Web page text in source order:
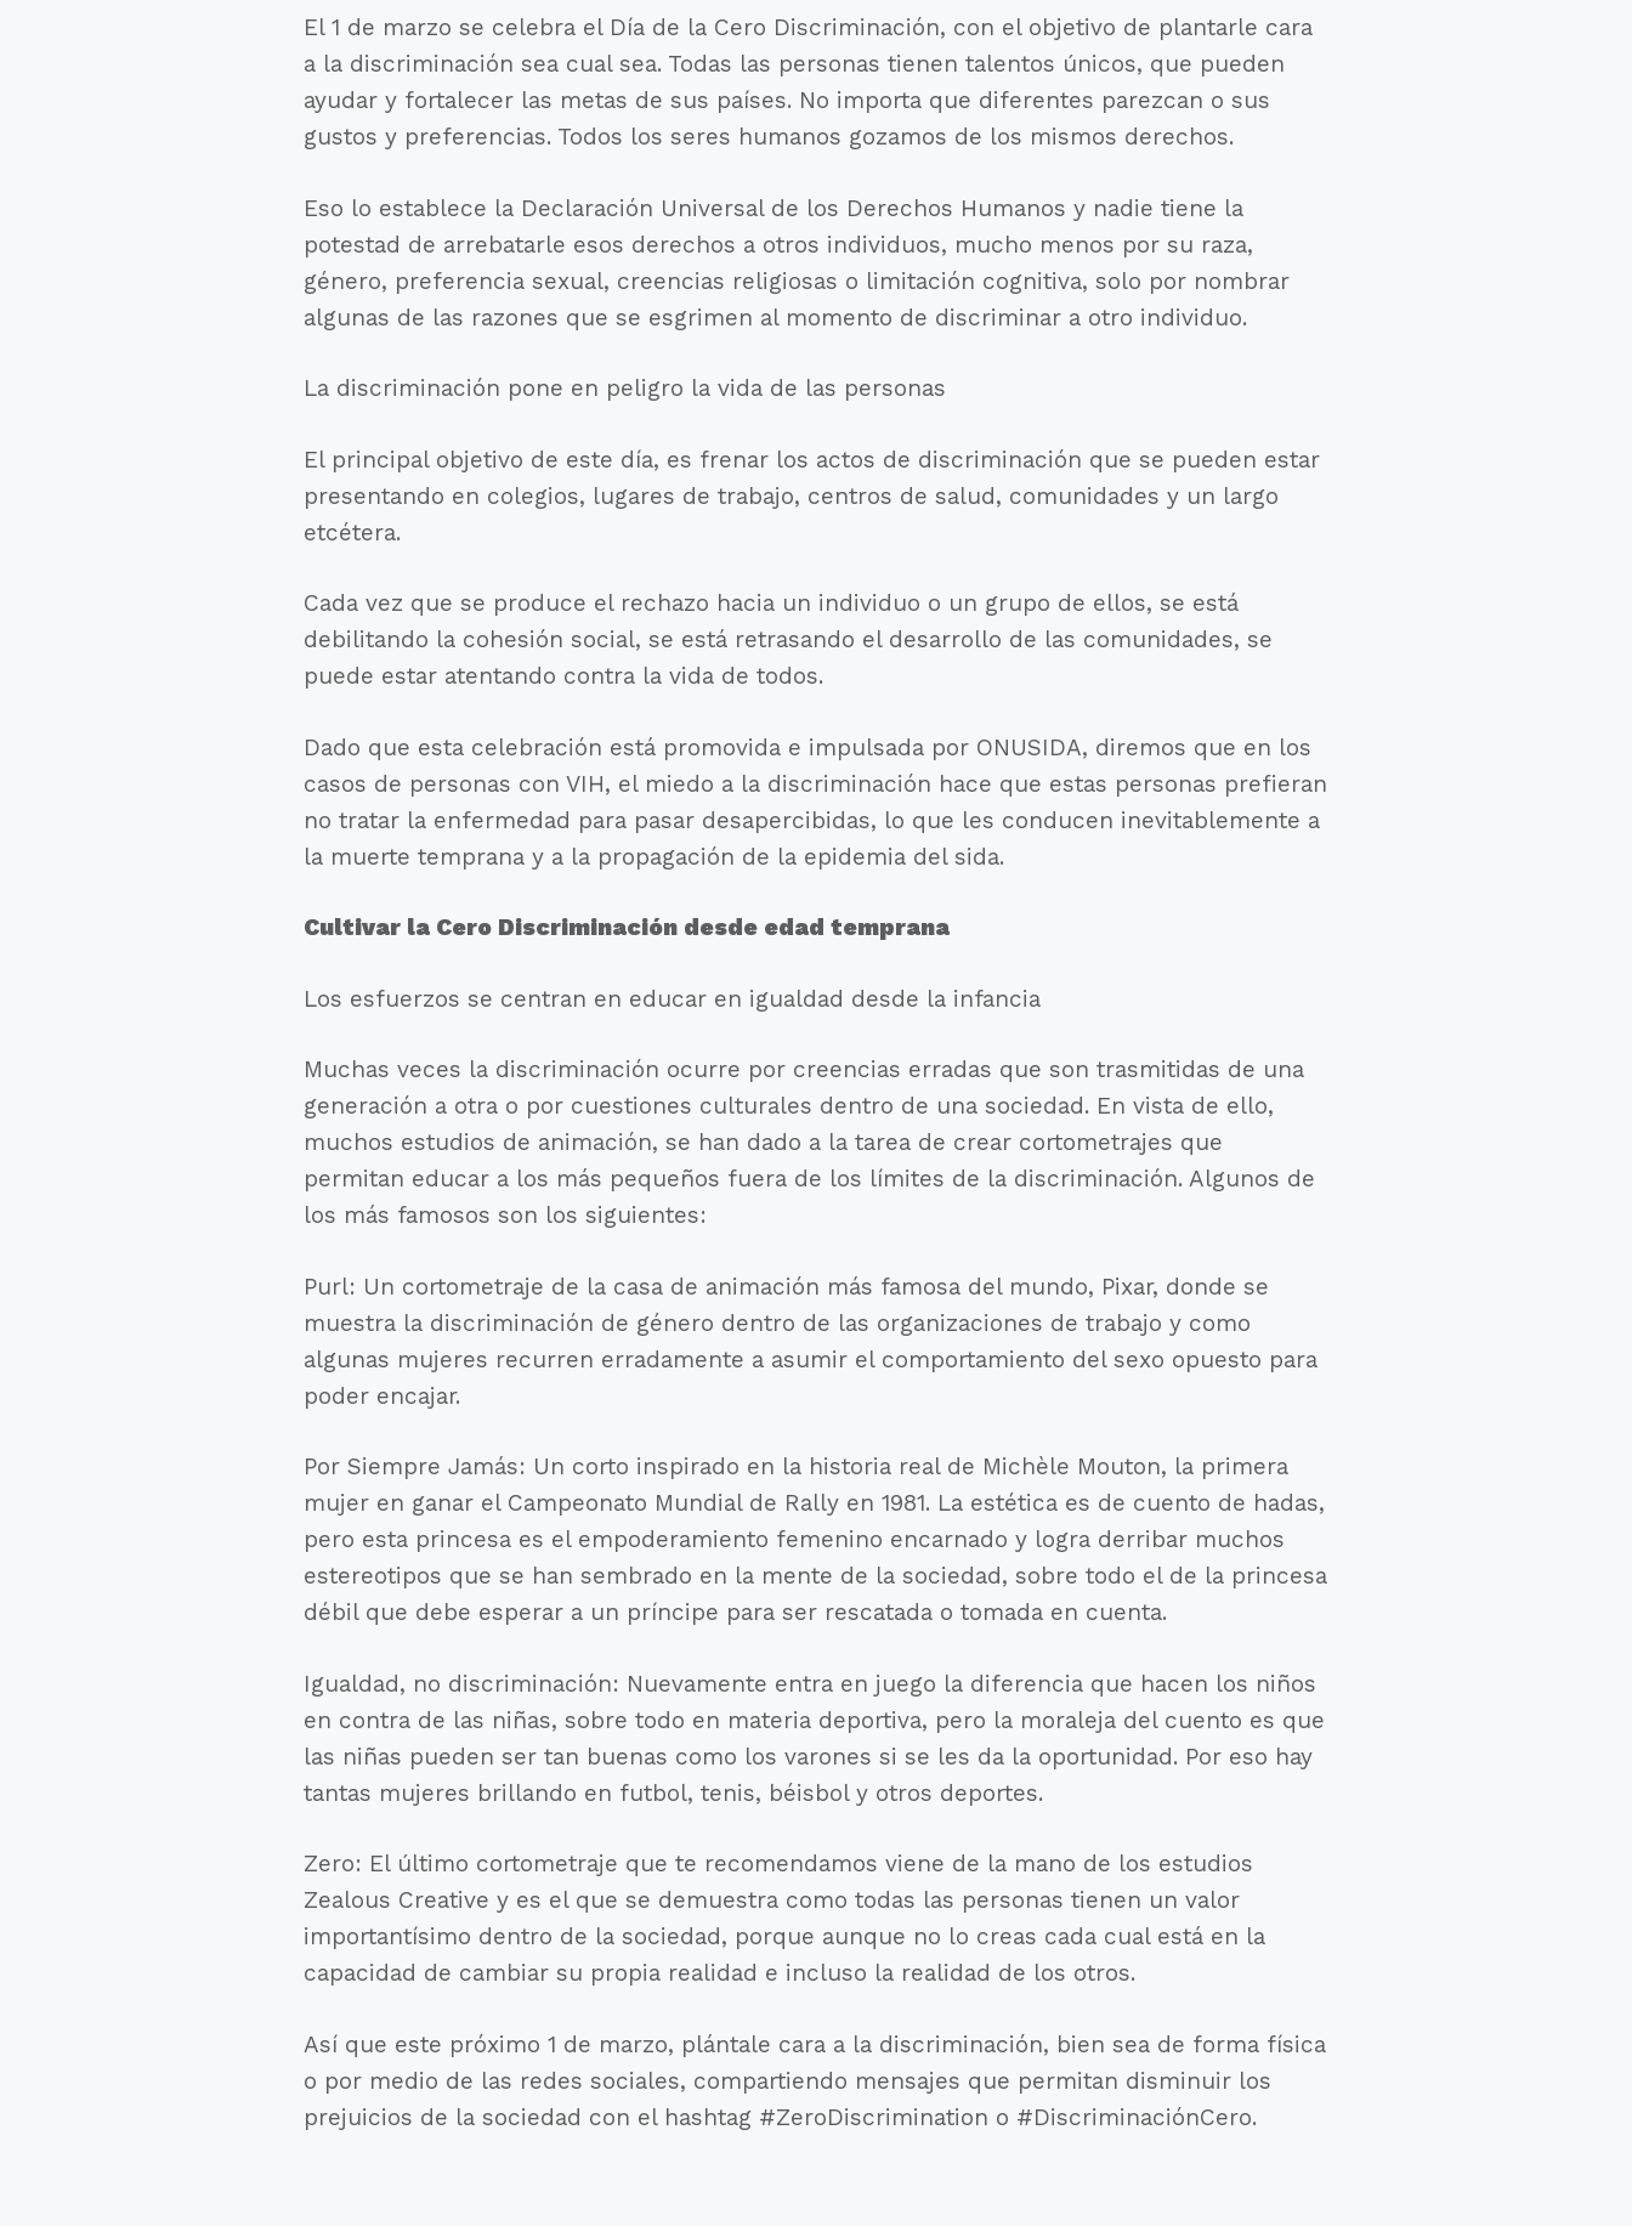
El 1 de marzo se celebra el Día de la Cero Discriminación, con el objetivo de plantarle cara
a la discriminación sea cual sea. Todas las personas tienen talentos únicos, que pueden
ayudar y fortalecer las metas de sus países. No importa que diferentes parezcan o sus
gustos y preferencias. Todos los seres humanos gozamos de los mismos derechos.
Eso lo establece la Declaración Universal de los Derechos Humanos y nadie tiene la
potestad de arrebatarle esos derechos a otros individuos, mucho menos por su raza,
género, preferencia sexual, creencias religiosas o limitación cognitiva, solo por nombrar
algunas de las razones que se esgrimen al momento de discriminar a otro individuo.
La discriminación pone en peligro la vida de las personas
El principal objetivo de este día, es frenar los actos de discriminación que se pueden estar
presentando en colegios, lugares de trabajo, centros de salud, comunidades y un largo
etcétera.
Cada vez que se produce el rechazo hacia un individuo o un grupo de ellos, se está
debilitando la cohesión social, se está retrasando el desarrollo de las comunidades, se
puede estar atentando contra la vida de todos.
Dado que esta celebración está promovida e impulsada por ONUSIDA, diremos que en los
casos de personas con VIH, el miedo a la discriminación hace que estas personas prefieran
no tratar la enfermedad para pasar desapercibidas, lo que les conducen inevitablemente a
la muerte temprana y a la propagación de la epidemia del sida.
Cultivar la Cero Discriminación desde edad temprana
Los esfuerzos se centran en educar en igualdad desde la infancia
Muchas veces la discriminación ocurre por creencias erradas que son trasmitidas de una
generación a otra o por cuestiones culturales dentro de una sociedad. En vista de ello,
muchos estudios de animación, se han dado a la tarea de crear cortometrajes que
permitan educar a los más pequeños fuera de los límites de la discriminación. Algunos de
los más famosos son los siguientes:
Purl: Un cortometraje de la casa de animación más famosa del mundo, Pixar, donde se
muestra la discriminación de género dentro de las organizaciones de trabajo y como
algunas mujeres recurren erradamente a asumir el comportamiento del sexo opuesto para
poder encajar.
Por Siempre Jamás: Un corto inspirado en la historia real de Michèle Mouton, la primera
mujer en ganar el Campeonato Mundial de Rally en 1981. La estética es de cuento de hadas,
pero esta princesa es el empoderamiento femenino encarnado y logra derribar muchos
estereotipos que se han sembrado en la mente de la sociedad, sobre todo el de la princesa
débil que debe esperar a un príncipe para ser rescatada o tomada en cuenta.
Igualdad, no discriminación: Nuevamente entra en juego la diferencia que hacen los niños
en contra de las niñas, sobre todo en materia deportiva, pero la moraleja del cuento es que
las niñas pueden ser tan buenas como los varones si se les da la oportunidad. Por eso hay
tantas mujeres brillando en futbol, tenis, béisbol y otros deportes.
Zero: El último cortometraje que te recomendamos viene de la mano de los estudios
Zealous Creative y es el que se demuestra como todas las personas tienen un valor
importantísimo dentro de la sociedad, porque aunque no lo creas cada cual está en la
capacidad de cambiar su propia realidad e incluso la realidad de los otros.
Así que este próximo 1 de marzo, plántale cara a la discriminación, bien sea de forma física
o por medio de las redes sociales, compartiendo mensajes que permitan disminuir los
prejuicios de la sociedad con el hashtag #ZeroDiscrimination o #DiscriminaciónCero.